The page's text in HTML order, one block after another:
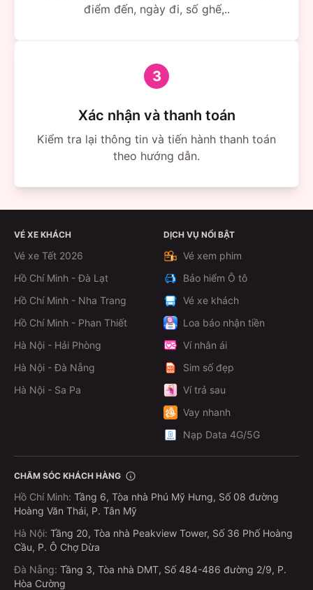
điểm đến, ngày đi, số ghế,..
3
Xác nhận và thanh toán
Kiểm tra lại thông tin và tiến hành thanh toán
theo hướng dẫn.
VÉ XE KHÁCH
Vé xe Tết 2026
Hồ Chí Minh - Đà Lạt
Hồ Chí Minh - Nha Trang
Hồ Chí Minh - Phan Thiết
Hà Nội - Hải Phòng
Hà Nội - Đà Nẵng
Hà Nội - Sa Pa
DỊCH VỤ NỔI BẬT
Vé xem phim
Bảo hiểm Ô tô
Vé xe khách
Loa báo nhận tiền
Ví nhân ái
Sim số đẹp
Ví trả sau
Vay nhanh
Nạp Data 4G/5G
CHĂM SÓC KHÁCH HÀNG
Hồ Chí Minh: Tầng 6, Tòa nhà Phú Mỹ Hưng, Số 08 đường
Hoàng Văn Thái, P. Tân Mỹ
Hà Nội: Tầng 20, Tòa nhà Peakview Tower, Số 36 Phố Hoàng
Cầu, P. Ô Chợ Dừa
Đà Nẵng: Tầng 3, Tòa nhà DMT, Số 484-486 đường 2/9, P.
Hòa Cường